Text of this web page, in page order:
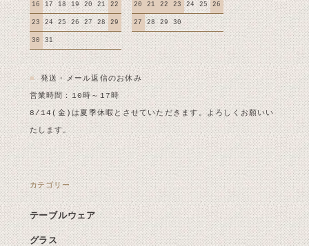
16 17 18 19 20 21 22
23 24 25 26 27 28 29
30 31
20 21 22 23 24 25 26
27 28 29 30
■発送・メール返信のお休み
営業時間：10時～17時
8/14(金)は夏季休暇とさせていただきます。よろしくお願いい
たします。
カテゴリー
テーブルウェア
グラス